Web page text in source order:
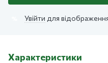
Увійти для
Характеристики